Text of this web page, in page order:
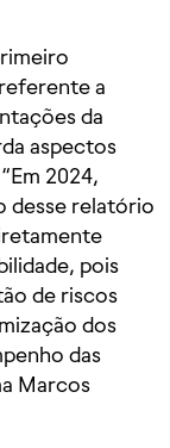
a
da
aspectos
2024,
desse relatório
pois
de riscos
dos
das
Marcos